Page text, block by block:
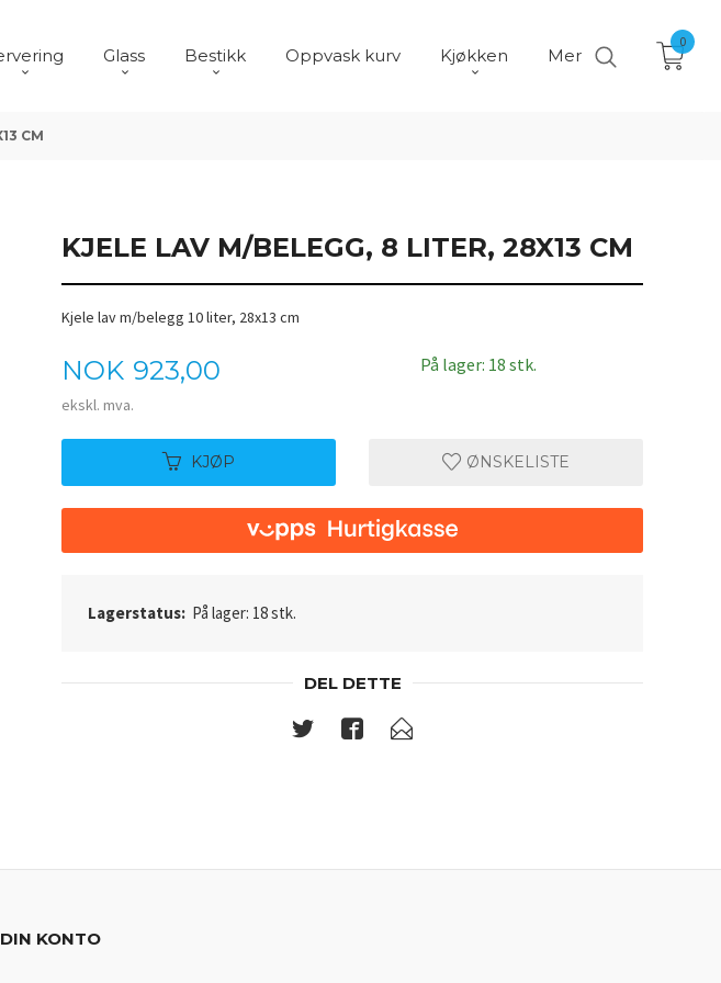
Glass Bestikk Oppvask kurv Kjøkken Mer
0
CM
KJELE LAV M/BELEGG, 8 LITER, 28X13 CM
Kjele lav m/belegg 10 liter, 28x13 cm
Pris
NOK 923,00
ekskl. mva.
På lager: 18 stk.
KJØP ØNSKELISTE
Lagerstatus: På lager: 18 stk.
DEL DETTE
DIN KONTO